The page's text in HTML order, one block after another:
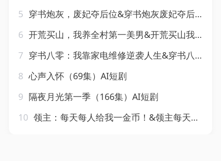
5 穿书炮灰，废妃夺后位&穿书炮灰废妃夺后位（28集）AI短剧
6 开荒买山，我养全村第一美男&开荒买山我养全村第一美男（50集）AI短剧
7 穿书八零：我靠家电维修逆袭人生&穿书八零我靠家电维修逆袭人生（50集）AI短剧
8 心声入怀（69集）AI短剧
9 隔夜月光第一季（166集）AI短剧
10 领主：每天每人给我一金币！&领主每天每人给我一金币（75集）AI短剧